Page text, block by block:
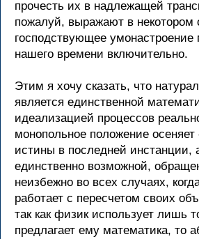
прочесть их в надлежащей
пожалуй, выражают в некотором
господствующее умонастроение
нашего времени включительно.
Этим я хочу сказать, что
является единственной
идеализацией процессов
монопольное положение осеняет
истины в последней инстанции,
единственно возможной,
неизбежно во всех случаях,
работает с пересчетом своих
так как физик использует лишь
предлагает ему математика, то